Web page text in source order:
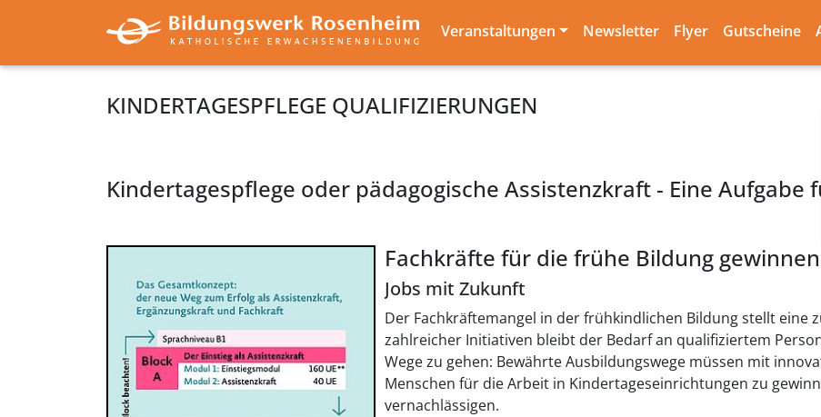
Veranstaltungen Newsletter Flyer Gutscheine
KINDERTAGESPFLEGE QUALIFIZIERUNGEN
Kindertagespflege oder pädagogische Assistenzkraft - Eine Aufgabe
Fachkräfte für die frühe Bildung
Jobs mit Zukunft
Der Fachkräftemangel in der frühkindlichen Bildung stellt eine
zahlreicher Initiativen bleibt der Bedarf an qualifiziertem
Wege zu gehen: Bewährte Ausbildungswege müssen mit
Menschen für die Arbeit in Kindertageseinrichtungen zu
vernachlässigen.